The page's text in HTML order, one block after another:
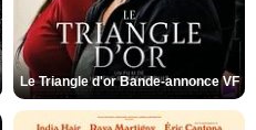
Le Triangle d'or Bande-annonce VF